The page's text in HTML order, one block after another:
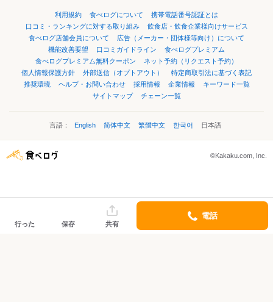
利用規約 食べログについて
携帯電話番号認証とは
口コミ・ランキングに対する取り組み
飲食店・飲食企業様向けサービス
食べログ店舗会員について
広告（メーカー・団体様等向け）について
機能改善要望
口コミガイドライン
食べログプレミアム
食べログプレミアム無料クーポン
ネット予約（リクエスト予約）
個人情報保護方針
外部送信（オプトアウト）
特定商取引法に基づく表記
推奨環境
ヘルプ・お問い合わせ 採用情報 企業情報
キーワード一覧
サイトマップ
チェーン一覧
言語： English 简体中文 繁體中文 한국어 日本語
©Kakaku.com, Inc.
行った 保存 共有
電話